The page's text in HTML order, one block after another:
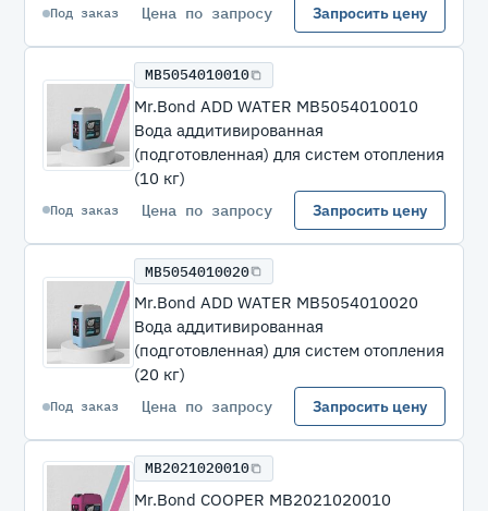
Под заказ Цена по запросу Запросить цену
MB5054010010
Mr.Bond ADD WATER MB5054010010
Вода аддитивированная
(подготовленная) для систем отопления
(10 кг)
Под заказ Цена по запросу Запросить цену
MB5054010020
Mr.Bond ADD WATER MB5054010020
Вода аддитивированная
(подготовленная) для систем отопления
(20 кг)
Под заказ Цена по запросу Запросить цену
MB2021020010
Mr.Bond COOPER MB2021020010